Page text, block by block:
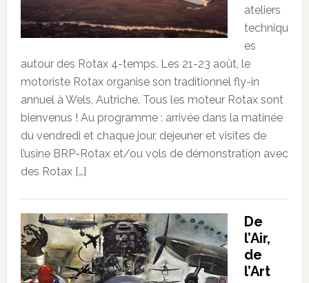
ateliers
techniqu
es
autour des Rotax 4-temps. Les 21-23 août, le
motoriste Rotax organise son traditionnel fly-in
annuel à Wels, Autriche. Tous les moteur Rotax sont
bienvenus ! Au programme : arrivée dans la matinée
du vendredi et chaque jour, dejeuner et visites de
l’usine BRP-Rotax et/ou vols de démonstration avec
des Rotax […]
De
l’Air,
de
l’Art